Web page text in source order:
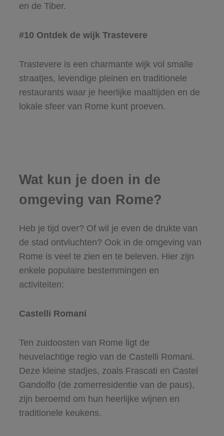
en de Tiber.
#10 Ontdek de wijk Trastevere
Trastevere is een charmante wijk vol smalle
straatjes, levendige pleinen en traditionele
restaurants waar je heerlijke maaltijden en de
lokale sfeer van Rome kunt proeven.
Wat kun je doen in de
omgeving van Rome?
Heb je tijd over? Of wil je even de drukte van
de stad ontvluchten? Ook in de omgeving van
Rome is veel te zien en te beleven. Hier zijn
enkele populaire bestemmingen en
activiteiten:
Castelli Romani
Ten zuidoosten van Rome ligt de
heuvelachtige regio van de Castelli Romani.
Deze kleine stadjes, zoals Frascati en Castel
Gandolfo (de zomerresidentie van de paus),
zijn beroemd om hun heerlijke wijnen en
traditionele keukens.